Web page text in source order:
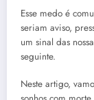
Esse medo é
seriam aviso,
um sinal das
seguinte.
Neste artigo,